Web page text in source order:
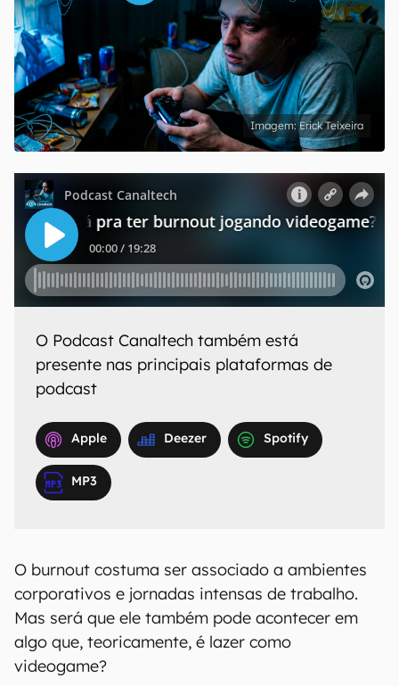
Erick Teixeira
O Podcast Canaltech também está
presente nas principais plataformas de
podcast
Apple Deezer Spotify
MP3
O burnout costuma ser associado a ambientes
corporativos e jornadas intensas de trabalho.
Mas será que ele também pode acontecer em
algo que, teoricamente, é lazer como
videogame?